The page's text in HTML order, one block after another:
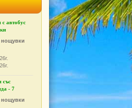
автобус
нощувки
със
- 7
нощувки